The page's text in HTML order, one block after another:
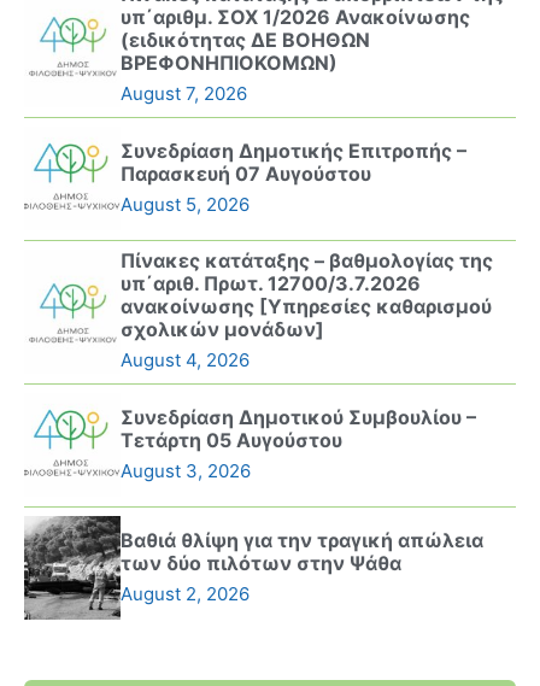
υπ΄αριθμ. ΣΟΧ 1/2026 Ανακοίνωσης
(ειδικότητας ΔΕ ΒΟΗΘΩΝ
ΒΡΕΦΟΝΗΠΙΟΚΟΜΩΝ)
August 7, 2026
Συνεδρίαση Δημοτικής Επιτροπής –
Παρασκευή 07 Αυγούστου
August 5, 2026
Πίνακες κατάταξης – βαθμολογίας της
υπ΄αριθ. Πρωτ. 12700/3.7.2026
ανακοίνωσης [Υπηρεσίες καθαρισμού
σχολικών μονάδων]
August 4, 2026
Συνεδρίαση Δημοτικού Συμβουλίου –
Τετάρτη 05 Αυγούστου
August 3, 2026
Βαθιά θλίψη για την τραγική απώλεια
των δύο πιλότων στην Ψάθα
August 2, 2026